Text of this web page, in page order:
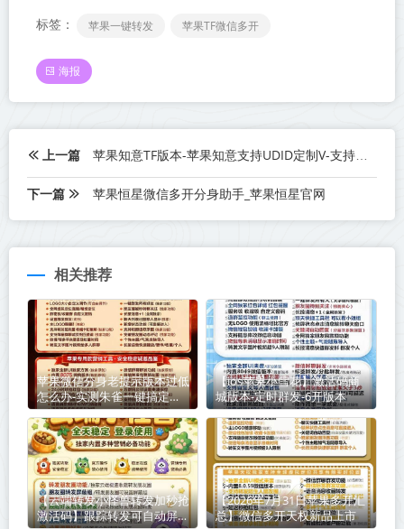
标签： 苹果一键转发 苹果TF微信多开
海报
上一篇 苹果知意TF版本-苹果知意支持UDID定制V-支持无限多开实时消息
下一篇 苹果恒星微信多开分身助手_苹果恒星官网
相关推荐
苹果微信分身老提示版本过低
怎么办-实测朱雀一键搞定登
录难题
【ios苹果小雪花】激活码商
城版本-定时群发-6开版本
【云端转发小怪兽转发加秒抢
激活码】跟踪转发可自动屏蔽
【2026年7月31日苹果多开汇
总】微信多开天权新品上市